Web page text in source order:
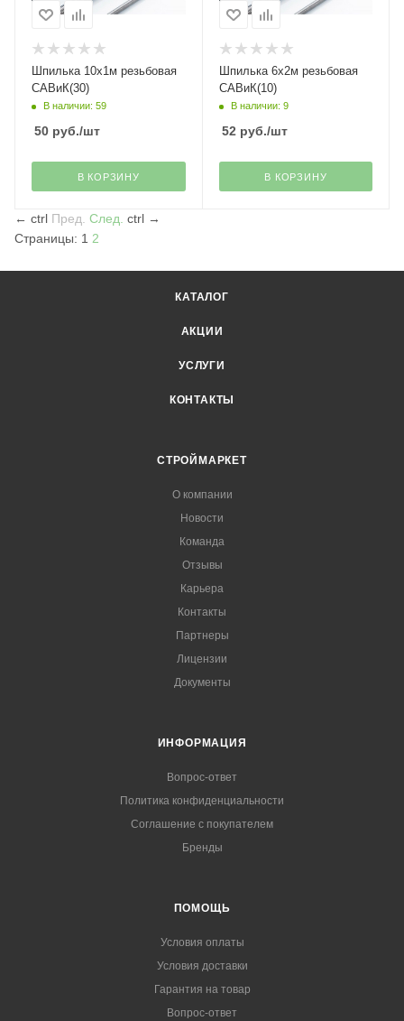
Шпилька 10х1м резьбовая
САВиК(30)
В наличии: 59
50 руб./шт
В КОРЗИНУ
Шпилька 6х2м резьбовая
САВиК(10)
В наличии: 9
52 руб./шт
В КОРЗИНУ
← ctrl Пред. След. ctrl →
Страницы: 1 2
КАТАЛОГ
АКЦИИ
УСЛУГИ
КОНТАКТЫ
СТРОЙМАРКЕТ
О компании
Новости
Команда
Отзывы
Карьера
Контакты
Партнеры
Лицензии
Документы
ИНФОРМАЦИЯ
Вопрос-ответ
Политика конфиденциальности
Соглашение с покупателем
Бренды
ПОМОЩЬ
Условия оплаты
Условия доставки
Гарантия на товар
Вопрос-ответ